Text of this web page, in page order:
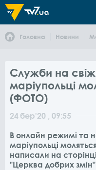
Головна Новини
Служби на
маріупольці
(ФОТО)
24 бер'20 , 09:55
В онлайн режимі та
маріупольці
написали на сторінці
"Церква добрих